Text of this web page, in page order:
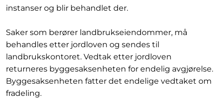
instanser og blir behandlet der.
Saker som berører landbrukseiendommer, må
behandles etter jordloven og sendes til
landbrukskontoret. Vedtak etter jordloven
returneres byggesaksenheten for endelig avgjørelse.
Byggesaksenheten fatter det endelige vedtaket om
fradeling.